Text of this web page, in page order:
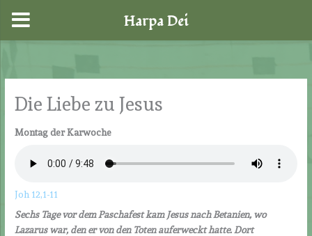
springen
Die Liebe zu Jesus
Montag der Karwoche
Joh 12,1-11
Sechs Tage vor dem Paschafest kam Jesus nach Betanien, wo
Lazarus war, den er von den Toten auferweckt hatte. Dort
Harpa Dei